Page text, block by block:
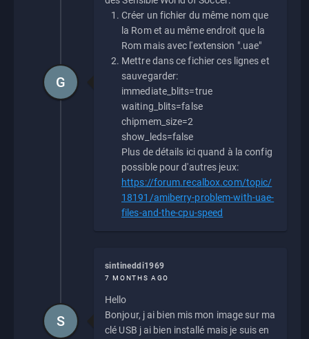
Créer un fichier du même nom que
la Rom et au même endroit que la
Rom mais avec l'extension ".uae"
Mettre dans ce fichier ces lignes et
sauvegarder:
immediate_blits=true
waiting_blits=false
chipmem_size=2
show_leds=false
Plus de détails ici quand à la config
possible pour d'autres jeux:
https://forum.recalbox.com/topic/
18191/amiberry-problem-with-uae-
files-and-the-cpu-speed
G
sintineddi1969
7 MONTHS AGO
Hello
Bonjour, j ai bien mis mon image sur ma
clé USB j ai bien installé mais je suis en
S